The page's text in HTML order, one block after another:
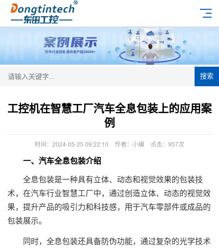
搜索
工控机在智慧工厂汽车全息包装上的应用案
例
时间：2024-05-25 09:22:10 作者：小编 点击： 957次
一、汽车全息包装介绍
全息包装是一种具有立体、动态和视觉效果的包装技
术，在汽车行业智慧工厂中，通过创造立体、动态的视觉效
果，提升产品的吸引力和科技感，用于汽车零部件或成品的
包装展示。
同时，全息包装还具备防伪功能，通过复杂的光学技术